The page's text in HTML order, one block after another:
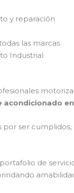
y reparación
las marcas
Industrial
acondicionado
por ser
de